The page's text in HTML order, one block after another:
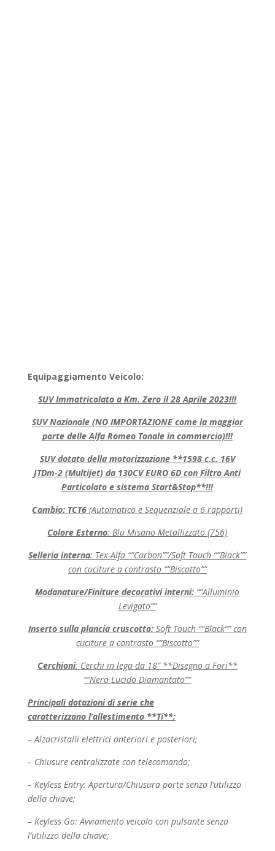
Equipaggiamento Veicolo:
SUV Immatricolato a Km. Zero il 28 Aprile 2023!!!
SUV Nazionale (NO IMPORTAZIONE come la maggior
parte delle Alfa Romeo Tonale in commercio)!!!
SUV dotato della motorizzazione **1598 c.c. 16V
JTDm-2 (Multijet) da 130CV EURO 6D con Filtro Anti
Particolato e sistema Start&Stop**!!!
Cambio: TCT6(Automatico e Sequenziale a 6 rapporti)
Colore Esterno: Blu Misano Metallizzato (756)
Selleria interna: Tex-Alfa “”Carbon””/Soft Touch “”Black””
con cuciture a contrasto “”Biscotto””
Modanature/Finiture decorativi interni: “”Alluminio
Levigato””
Inserto sulla plancia cruscotto: Soft Touch “”Black”” con
cuciture a contrasto “”Biscotto””
Cerchioni: Cerchi in lega da 18″ **Disegno a Fori**
“”Nero Lucido Diamantato””
Principali dotazioni di serie che
caratterizzano l’allestimento **Ti**:
– Alzacristalli elettrici anteriori e posteriori;
– Chiusure centralizzate con telecomando;
– Keyless Entry: Apertura/Chiusura porte senza l’utilizzo
della chiave;
– Keyless Go: Avviamento veicolo con pulsante senza
l’utilizzo della chiave;